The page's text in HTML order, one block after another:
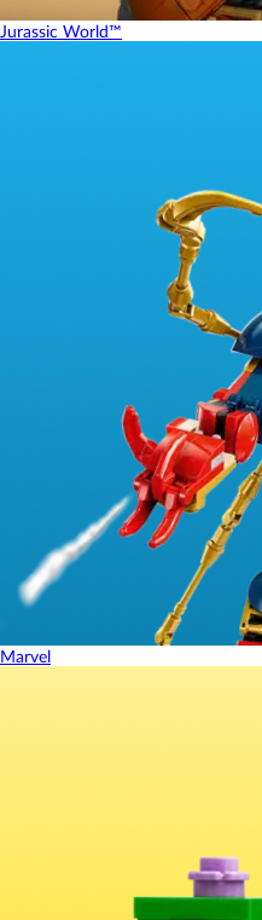
Jurassic World™
Marvel